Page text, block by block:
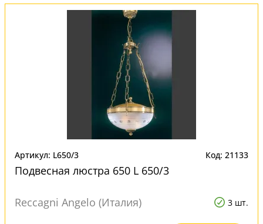
Артикул: L650/3 Код: 21133
Подвесная люстра 650 L 650/3
Reccagni Angelo (Италия) 3 шт.